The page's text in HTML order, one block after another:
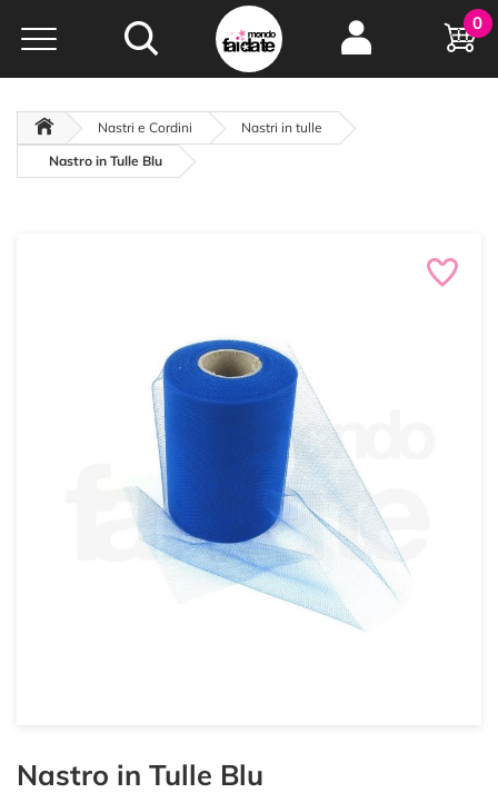
Hobby e
creatività...
oltre 15 anni online
0
Nastri e Cordini
Nastri in tulle
Nastro in Tulle Blu
Nastro in Tulle Blu